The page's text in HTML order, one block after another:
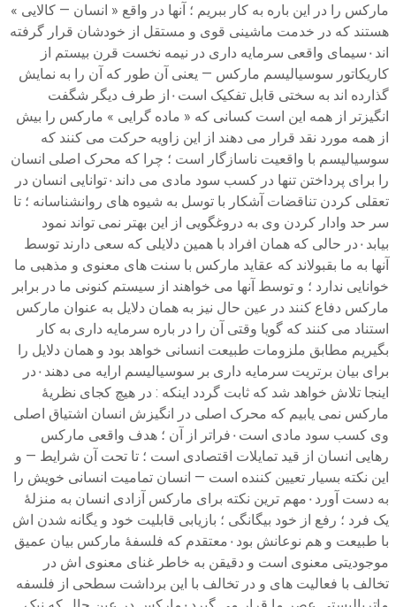
مارکس را در این باره به کار ببریم ؛ آنها در واقع « انسان — کالایی »
هستند که در خدمت ماشینی قوی و مستقل از خودشان قرار گرفته
اند۰سیمای واقعی سرمایه داری در نیمه نخست قرن بیستم از
کاریکاتور سوسیالیسم مارکس — یعنی آن طور که آن را به نمایش
گذارده اند به سختی قابل تفکیک است۰از طرف دیگر شگفت
انگیزتر از همه این است کسانی که « ماده گرایی » مارکس را بیش
از همه مورد نقد قرار می دهند از این زاویه حرکت می کنند که
سوسیالیسم با واقعیت ناسازگار است ؛ چرا که محرک اصلی انسان
را برای پرداختن تنها در کسب سود مادی می داند۰توانایی انسان در
تعقلی کردن تناقضات آشکار با توسل به شیوه های روانشناسانه ؛ تا
سر حد وادار کردن وی به دروغگویی از این بهتر نمی تواند نمود
بیابد۰در حالی که همان افراد با همین دلایلی که سعی دارند توسط
آنها به ما بقبولاند که عقاید مارکس با سنت های معنوی و مذهبی ما
خوانایی ندارد ؛ و توسط آنها می خواهند از سیستم کنونی ما در برابر
مارکس دفاع کنند در عین حال نیز به همان دلایل به عنوان مارکس
استناد می کنند که گویا وقتی آن را در باره سرمایه داری به کار
بگیریم مطابق ملزومات طبیعت انسانی خواهد بود و همان دلایل را
برای بیان برتریت سرمایه داری بر سوسیالیسم ارایه می دهند۰در
اینجا تلاش خواهد شد که ثابت گردد اینکه : در هیچ کجای نظریهٔ
مارکس نمی یابیم که محرک اصلی در انگیزش انسان ‌اشتیاق اصلی
وی کسب سود مادی است۰فراتر از آن ؛ هدف واقعی مارکس
رهایی انسان از قید تمایلات اقتصادی است ؛ تا تحت آن شرایط — و
این نکته بسیار تعیین کننده است — انسان تمامیت انسانی خویش را
به دست آورد۰مهم ترین نکته برای مارکس آزادی انسان به منزلهٔ
یک فرد ؛ رفع از خود بیگانگی ؛ بازیابی قابلیت خود و یگانه شدن اش
با طبیعت و هم نوعانش بود۰معتقدم که فلسفهٔ مارکس بیان عمیق
موجودیتی معنوی است و دقیقن به خاطر غنای معنوی اش در
تخالف با فعالیت های و در تخالف با این برداشت سطحی از فلسفه